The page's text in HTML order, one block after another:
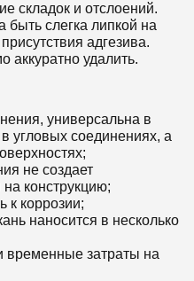
складок и отслоений.
быть слегка липкой на
адгезива.
аккуратно удалить.
универсальна в
угловых соединениях, а
не создает
на конструкцию;
к коррозии;
наносится в несколько
временные затраты на